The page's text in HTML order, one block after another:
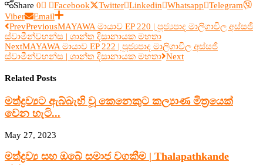
Share 0 Facebook Twitter Linkedin Whatsapp
Telegram
Viber
Email
PrevPreviousMAYAWA මායාව EP 220 | පූජ්‍යපාද මාලිගාවිල අස්සජි
ස්වාමීන්වහන්ස | ශාන්ත දිසානායක මහතා
NextMAYAWA මායාව EP 222 | පූජ්‍යපාද මාලිගාවිල අස්සජි
ස්වාමීන්වහන්ස | ශාන්ත දිසානායක මහතා Next
Related Posts
මත්ද්‍රව්‍යට ඇබ්බැහි වූ කෙනෙකුට කල්‍යාණ මිත්‍රයෙක්
වෙන හැටි...
May 27, 2023
මත්ද්‍රව්‍ය සහ ඔබේ සමාජ වගකීම | Thalapathkande